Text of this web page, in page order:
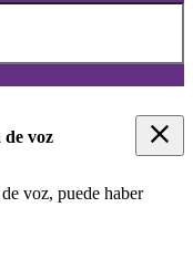
de voz
voz, puede haber